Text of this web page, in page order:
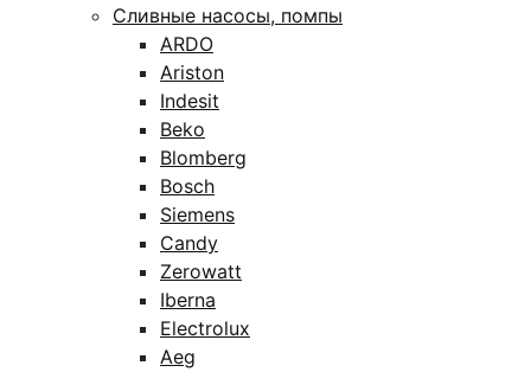
Сливные насосы, помпы
ARDO
Ariston
Indesit
Beko
Blomberg
Bosch
Siemens
Candy
Zerowatt
Iberna
Electrolux
Aeg